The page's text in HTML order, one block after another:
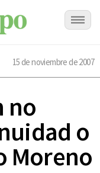
15 de noviembre de 2007
no
o
Moreno